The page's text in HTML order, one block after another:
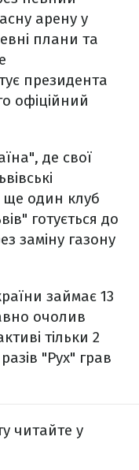
арену у
плани та
президента
офіційний
де свої
ще один клуб
готується до
заміну газону
займає 13
очолив
тільки 2
"Рух" грав
читайте у